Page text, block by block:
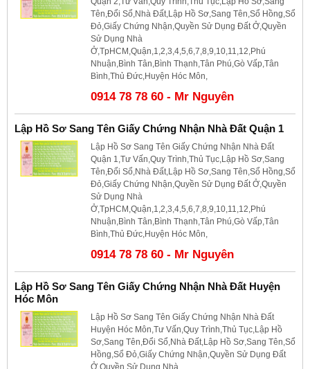
Tên,Đổi Sổ,Nhà Đất,Lập Hồ Sơ,Sang Tên,Sổ Hồng,Sổ
Đỏ,Giấy Chứng Nhận,Quyền Sử Dụng Đất Ở,Quyền
Sử Dụng Nhà
Ở,TpHCM,Quận,1,2,3,4,5,6,7,8,9,10,11,12,Phú
Nhuận,Bình Tân,Bình Thạnh,Tân Phú,Gò Vấp,Tân
Bình,Thủ Đức,Huyện Hóc Môn,
0914 78 78 60 - Mr Nguyên
Lập Hồ Sơ Sang Tên Giấy Chứng Nhận Nhà Đất Quận 1
Lập Hồ Sơ Sang Tên Giấy Chứng Nhận Nhà Đất
Quận 1,Tư Vấn,Quy Trình,Thủ Tục,Lập Hồ Sơ,Sang
Tên,Đổi Sổ,Nhà Đất,Lập Hồ Sơ,Sang Tên,Sổ Hồng,Sổ
Đỏ,Giấy Chứng Nhận,Quyền Sử Dụng Đất Ở,Quyền
Sử Dụng Nhà
Ở,TpHCM,Quận,1,2,3,4,5,6,7,8,9,10,11,12,Phú
Nhuận,Bình Tân,Bình Thạnh,Tân Phú,Gò Vấp,Tân
Bình,Thủ Đức,Huyện Hóc Môn,
0914 78 78 60 - Mr Nguyên
Lập Hồ Sơ Sang Tên Giấy Chứng Nhận Nhà Đất Huyện
Hóc Môn
Lập Hồ Sơ Sang Tên Giấy Chứng Nhận Nhà Đất
Huyện Hóc Môn,Tư Vấn,Quy Trình,Thủ Tục,Lập Hồ
Sơ,Sang Tên,Đổi Sổ,Nhà Đất,Lập Hồ Sơ,Sang Tên,Sổ
Hồng,Sổ Đỏ,Giấy Chứng Nhận,Quyền Sử Dụng Đất
Ở,Quyền Sử Dụng Nhà